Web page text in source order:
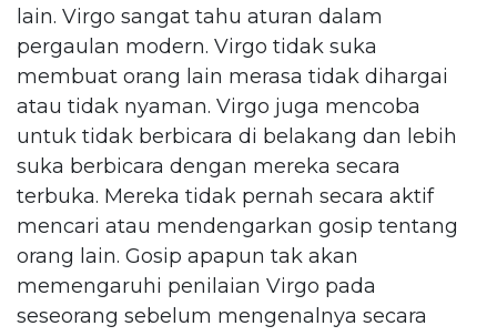
lain. Virgo sangat tahu aturan dalam
pergaulan modern. Virgo tidak suka
membuat orang lain merasa tidak dihargai
atau tidak nyaman. Virgo juga mencoba
untuk tidak berbicara di belakang dan lebih
suka berbicara dengan mereka secara
terbuka. Mereka tidak pernah secara aktif
mencari atau mendengarkan gosip tentang
orang lain. Gosip apapun tak akan
memengaruhi penilaian Virgo pada
seseorang sebelum mengenalnya secara